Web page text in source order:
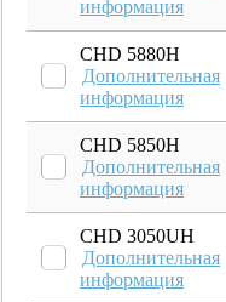
информация
CHD 5880H
Дополнительная
информация
CHD 5850H
Дополнительная
информация
CHD 3050UH
Дополнительная
информация